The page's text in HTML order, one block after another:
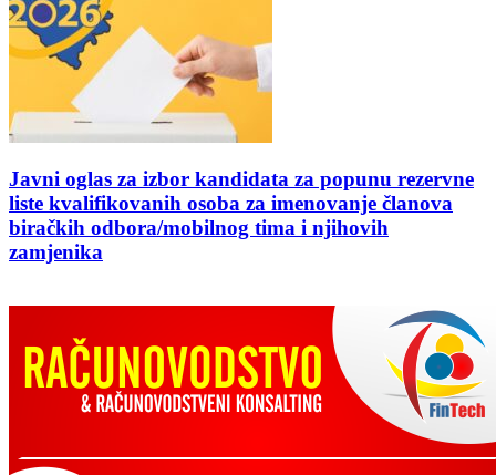
Javni oglas za izbor kandidata za popunu rezervne
liste kvalifikovanih osoba za imenovanje članova
biračkih odbora/mobilnog tima i njihovih
zamjenika